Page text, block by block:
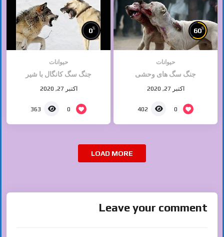
60%
حیوانات
جنگ سگ های وحشی
اکتبر 27, 2020
0
402
0%
حیوانات
جنگ سگ کانگال با شیر
اکتبر 27, 2020
0
363
LOAD MORE
Leave your comment